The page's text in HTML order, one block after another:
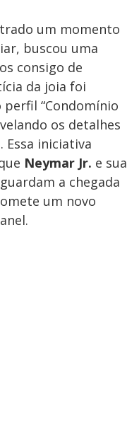
um momento
buscou uma
consigo de
da joia foi
“Condomínio
os detalhes
Essa iniciativa
Neymar Jr. e sua
a chegada
um novo